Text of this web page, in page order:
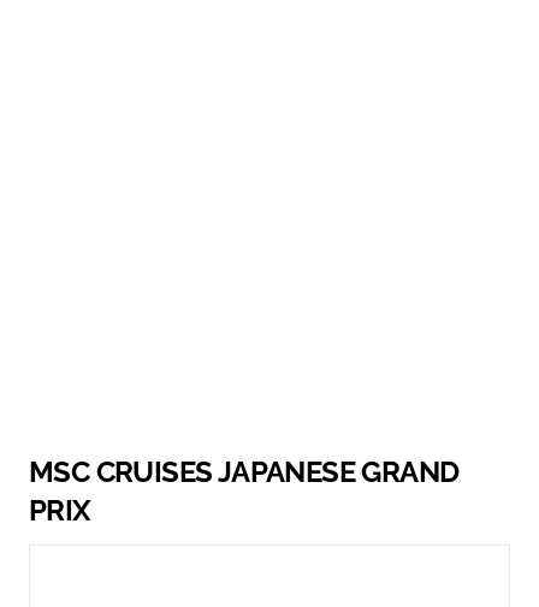
MSC CRUISES JAPANESE GRAND
PRIX